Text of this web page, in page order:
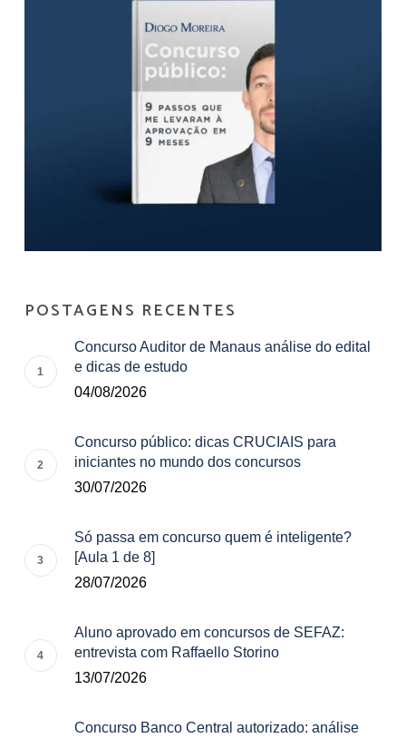
POSTAGENS RECENTES
Concurso Auditor de Manaus análise do edital
e dicas de estudo
04/08/2026
Concurso público: dicas CRUCIAIS para
iniciantes no mundo dos concursos
30/07/2026
Só passa em concurso quem é inteligente?
[Aula 1 de 8]
28/07/2026
Aluno aprovado em concursos de SEFAZ:
entrevista com Raffaello Storino
13/07/2026
Concurso Banco Central autorizado: análise